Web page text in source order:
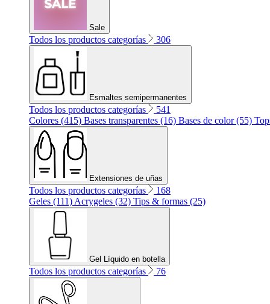
Sale
Todos los productos categorías 306
Esmaltes semipermanentes
Todos los productos categorías
541
Colores (415) Bases transparentes (16) Bases de color (55)
Extensiones de uñas
Todos los productos categorías
168
Geles (111) Acrygeles (32) Tips & formas (25)
Gel Líquido en botella
Todos los productos categorías 76